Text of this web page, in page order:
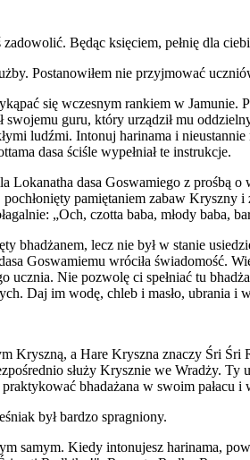
Będąc księciem, pełnię dla
Postanowiłem nie przyjmować
się wczesnym rankiem w
swojemu guru, który urządził mu
ludźmi. Intonuj harinama i
dasa ściśle wypełniał te instrukcje.
Lokanatha dasa Goswamiego z prośbą
pamiętaniem zabaw Kryszny
„Och, czotta baba, młody
bhadżanem, lecz nie był w stanie
Goswamiemu wróciła świadomość.
ucznia. Nie pozwolę ci spełniać tu
Daj im wodę, chleb i masło, ubrania i
Kryszną, a Hare Kryszna znaczy Śri
służy Krysznie we Wradży. Ty
bhadażana w swoim
był bardzo spragniony.
samym. Kiedy intonujesz harinama,